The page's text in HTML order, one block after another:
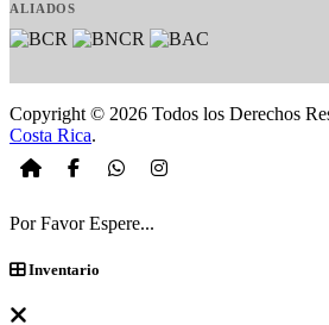
ALIADOS
Copyright © 2026 Todos los Derechos
Costa Rica.
Por Favor Espere...
Inventario